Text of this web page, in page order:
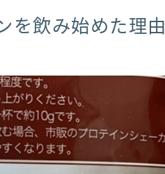
を飲み始めた理由